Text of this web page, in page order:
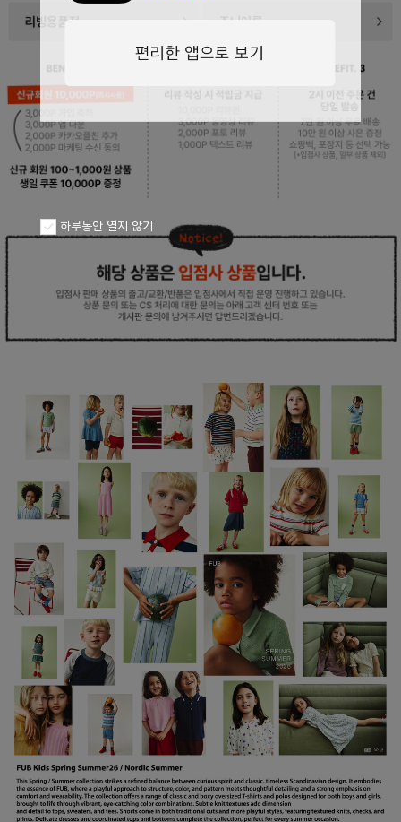
페이코 ID로
PAYCO 바로구
하루동안 열지 않기